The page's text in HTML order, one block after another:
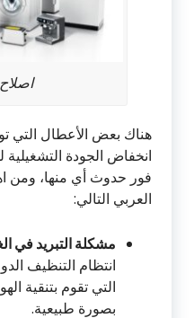
هناك بعض الأعطال التي
انخفاض الجودة التشغيلية
فور حدوث أي منها، ومن
العربي التالي:
مشكلة التبريد في
انتظام التنظيف
التي تقوم بتنقية
بصورة طبيعية.